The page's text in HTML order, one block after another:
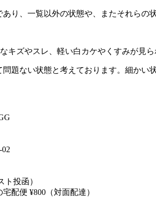
り、一覧以外の状態や、またそれらの
キズやスレ、軽い白カケやくすみが見ら
題ない状態と考えております。細かい
02
ト投函）
配便 ¥800（対面配達）